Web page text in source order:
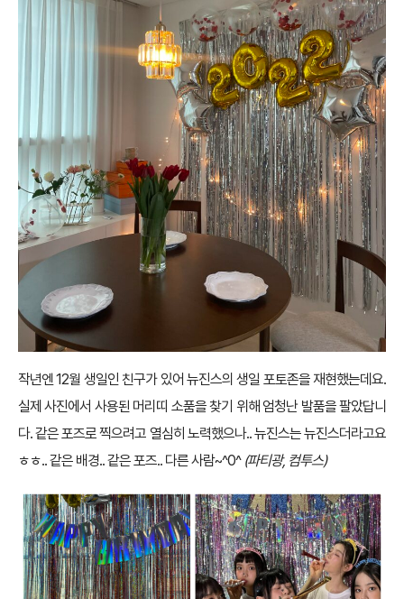
작년엔 12월 생일인 친구가 있어 뉴진스의 생일 포토존을 재현했는데요.
실제 사진에서 사용된 머리띠 소품을 찾기 위해 엄청난 발품을 팔았답니
다. 같은 포즈로 찍으려고 열심히 노력했으나.. 뉴진스는 뉴진스더라고요
ㅎㅎ.. 같은 배경.. 같은 포즈.. 다른 사람~^0^ (파티광, 컴투스)